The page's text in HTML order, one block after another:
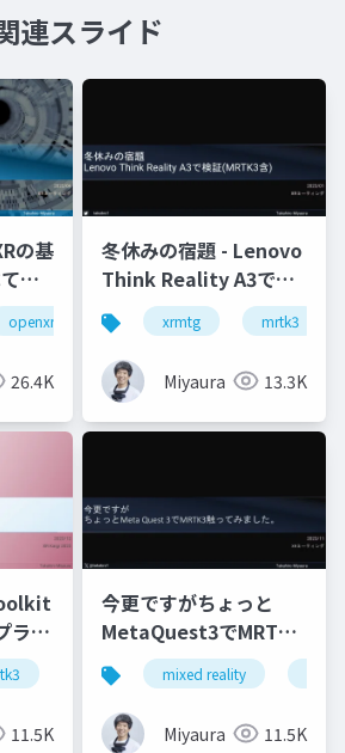
連スライド
の基
み
openxr openvr hololens
26.4K
冬休みの宿題 - Lenovo
Think Reality A3で検
証(MRTK3含)
xrmtg mrtk3
Miyaura 13.3K
ラッ
metaquest3 snapdragonspaces
11.5K
今更ですがちょっと
MetaQuest3でMRTK3
触ってみました
mixed reality
Miyaura 11.5K